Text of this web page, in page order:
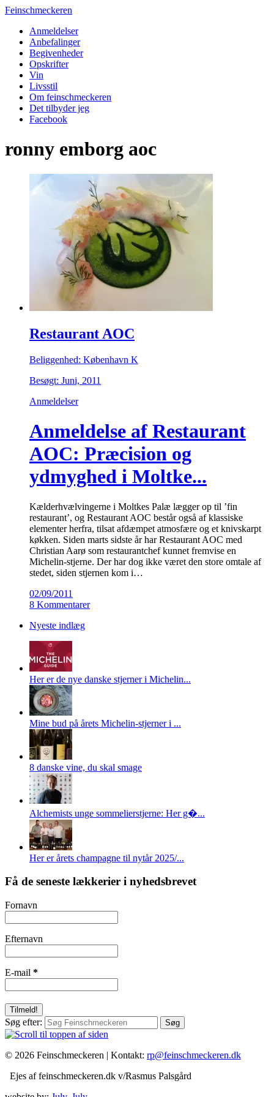
Feinschmeckeren
Anmeldelser
Anbefalinger
Begivenheder
Opskrifter
Vin
Livsstil
Om feinschmeckeren
Det tilbyder jeg
Facebook
ronny emborg aoc
Restaurant AOC
Beliggenhed: København K
Besøgt: Juni, 2011
Anmeldelser
Anmeldelse af Restaurant
AOC: Præcision og
ydmyghed i Moltke...
Kælderhvælvingerne i Moltkes Palæ lægger op til ’fin
restaurant’, og Restaurant AOC består også af klassiske
elementer herfra, tilsat afdæmpet atmosfære og et knivskarpt
køkken. Siden marts sidste år har Restaurant AOC med
Christian Aarø som restaurantchef kunnet fremvise en
Michelin-stjerne. Der har dog ikke været den store omtale af
stedet, siden stjernen kom i…
02/09/2011
8 Kommentarer
Nyeste indlæg
Her er de nye danske stjerner i Michelin...
Mine bud på årets Michelin-stjerner i ...
8 danske vine, du skal smage
Alchemists unge sommelierstjerne: Her g�...
Her er årets champagne til nytår 2025/...
Få de seneste lækkerier i nyhedsbrevet
Fornavn
Efternavn
E-mail *
Søg efter:
© 2026 Feinschmeckeren | Kontakt: rp@feinschmeckeren.dk
Ejes af feinschmeckeren.dk v/Rasmus Palsgård